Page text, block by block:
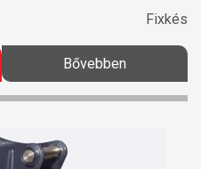
Fixkés
Bővebben